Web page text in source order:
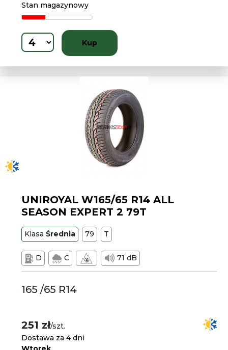
Stan magazynowy
Kup
UNIROYAL W165/65 R14 ALL
SEASON EXPERT 2 79T
KlasaŚrednia 79 T
D C 71 dB
165 /65 R14
251 zł/szt.
Dostawa za 4 dni